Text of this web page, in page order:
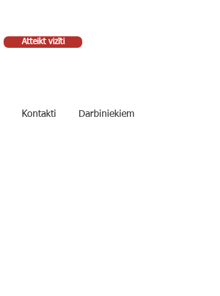
Atteikt vizīti
Kontakti Darbiniekiem